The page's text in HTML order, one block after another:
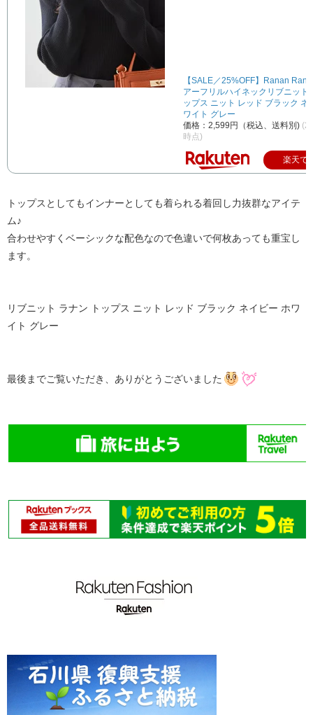
【SALE／25%OFF】Ranan
アーフリルハイネックリブニット
ップス ニット レッド ブラック ネ
ワイト グレー
価格：2,599円（税込、送料別)
時点)
楽天で
トップスとしてもインナーとしても着られる着回し力抜群なアイテ
ム♪
合わせやすくベーシックな配色なので色違いで何枚あっても重宝し
ます。
リブニット ラナン トップス ニット レッド ブラック ネイビー ホワ
イト グレー
最後までご覧いただき、ありがとうございました